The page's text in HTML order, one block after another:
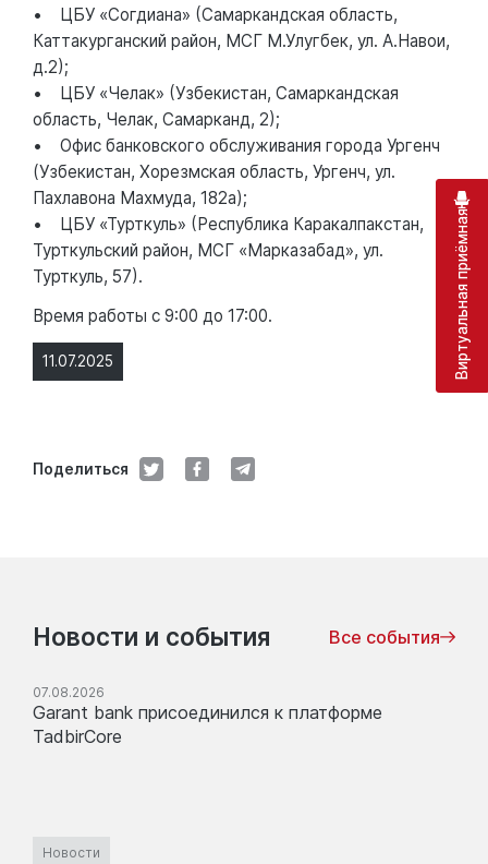
11.07.2025
Поделиться
• ЦБУ «Согдиана» (Самаркандская область,
Каттакурганский район, МСГ М.Улугбек, ул. А.Навои,
д.2);
• ЦБУ «Челак» (Узбекистан, Самаркандская
область, Челак, Самарканд, 2);
• Офис банковского обслуживания города Ургенч
(Узбекистан, Хорезмская область, Ургенч, ул.
Пахлавона Махмуда, 182а);
• ЦБУ «Турткуль» (Республика Каракалпакстан,
Турткульский район, МСГ «Марказабад», ул.
Турткуль, 57).
Время работы с 9:00 до 17:00.
Новости и события Все события
07.08.2026
Garant bank присоединился к платформе
TadbirCore
Новости
Виртуальная приёмная